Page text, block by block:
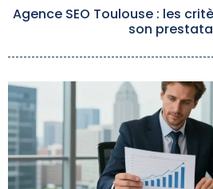
Agence SEO Toulouse : les
son